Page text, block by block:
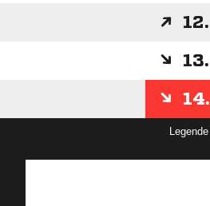
12.
13.
14.
Legende